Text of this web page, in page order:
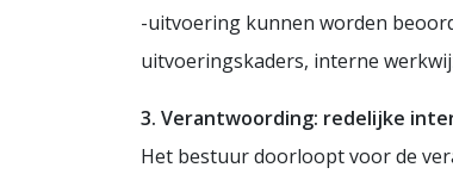
-uitvoering kunnen worden
uitvoeringskaders, interne
3. Verantwoording: redelijke
Het bestuur doorloopt voor de